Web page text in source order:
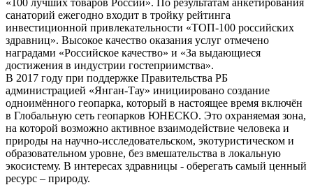
санаторий ежегодно входит в тройку рейтинга
инвестиционной привлекательности «ТОП-100 российских
здравниц». Высокое качество оказания услуг отмечено
наградами «Российское качество» и «За выдающиеся
достижения в индустрии гостеприимства».
В 2017 году при поддержке Правительства РБ
администрацией «Янган-Тау» инициировано создание
одноимённого геопарка, который в настоящее время включён
в Глобальную сеть геопарков ЮНЕСКО. Это охраняемая зона,
на которой возможно активное взаимодействие человека и
природы на научно-исследовательском, экотуристическом и
образовательном уровне, без вмешательства в локальную
экосистему. В интересах здравницы - оберегать самый ценный
ресурс – природу.